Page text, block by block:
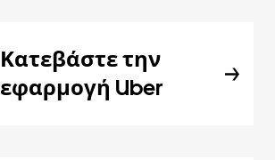
Κατεβάστε την
εφαρμογή Uber